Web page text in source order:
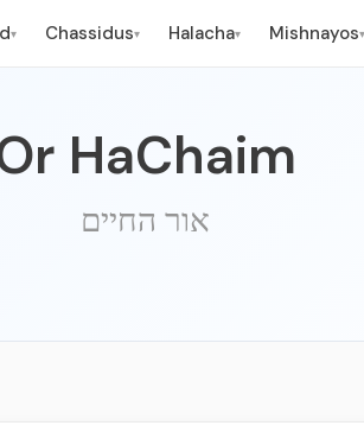
▾ Chassidus▾ Halacha▾ Mishnayos▾
HaChaim
אור החיים